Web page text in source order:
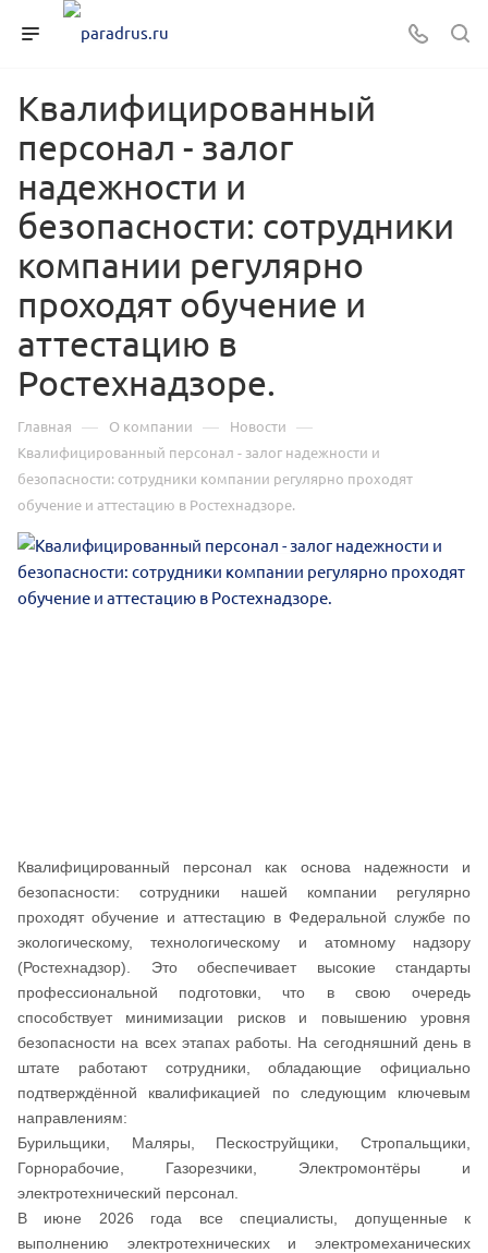
Квалифицированный
персонал - залог
надежности и
безопасности: сотрудники
компании регулярно
проходят обучение и
аттестацию в
Ростехнадзоре.
Главная — О компании — Новости —
Квалифицированный персонал - залог надежности и
безопасности: сотрудники компании регулярно проходят
обучение и аттестацию в Ростехнадзоре.
Квалифицированный персонал как основа надежности и
безопасности: сотрудники нашей компании регулярно
проходят обучение и аттестацию в Федеральной службе по
экологическому, технологическому и атомному надзору
(Ростехнадзор). Это обеспечивает высокие стандарты
профессиональной подготовки, что в свою очередь
способствует минимизации рисков и повышению уровня
безопасности на всех этапах работы. На сегодняшний день в
штате работают сотрудники, обладающие официально
подтверждённой квалификацией по следующим ключевым
направлениям:
Бурильщики, Маляры, Пескоструйщики, Стропальщики,
Горнорабочие, Газорезчики, Электромонтёры и
электротехнический персонал.
В июне 2026 года все специалисты, допущенные к
выполнению электротехнических и электромеханических